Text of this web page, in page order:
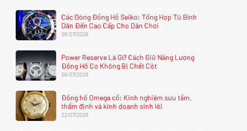
Các Dòng Đồng Hồ Seiko: Tổng Hợp Từ Bình
Dân Đến Cao Cấp Cho Dân Chơi
08/07/2026
Power Reserve Là Gì? Cách Giữ Năng Lượng
Đồng Hồ Cơ Không Bị Chết Cót
06/07/2026
Đồng hồ Omega cổ: Kinh nghiệm sưu tầm,
thẩm định và kinh doanh sinh lời
22/07/2026